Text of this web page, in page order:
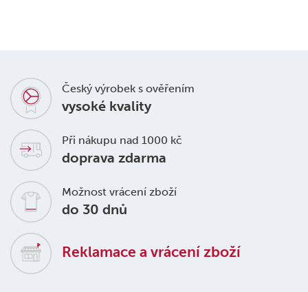
Český výrobek s ověřením
vysoké kvality
Při nákupu nad 1000 kč
doprava zdarma
Možnost vrácení zboží
do 30 dnů
Reklamace a vrácení zboží